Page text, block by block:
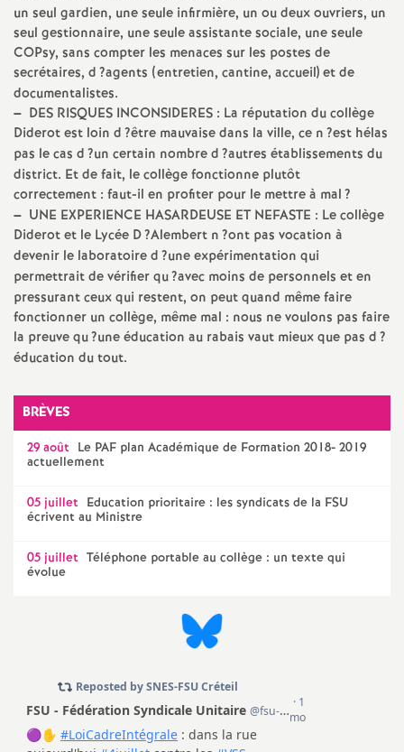
u
r
s
un seul gardien, une seule infirmière, un ou deux ouvriers, un
seul gestionnaire, une seule assistante sociale, une seule
COPsy, sans compter les menaces sur les postes de
secrétaires, d?agents (entretien, cantine, accueil) et de
documentalistes.
– DES RISQUES INCONSIDERES : La réputation du collège
Diderot est loin d?être mauvaise dans la ville, ce n?est hélas
pas le cas d?un certain nombre d?autres établissements du
district. Et de fait, le collège fonctionne plutôt
correctement : faut-il en profiter pour le mettre à mal?
– UNE EXPERIENCE HASARDEUSE ET NEFASTE : Le collège
Diderot et le Lycée D?Alembert n?ont pas vocation à
devenir le laboratoire d?une expérimentation qui
permettrait de vérifier qu?avec moins de personnels et en
pressurant ceux qui restent, on peut quand même faire
fonctionner un collège, même mal : nous ne voulons pas faire
la preuve qu?une éducation au rabais vaut mieux que pas d?
éducation du tout.
BRÈVES
29 août Le PAF plan Académique de Formation 2018- 2019
actuellement
05 juillet Education prioritaire : les syndicats de la FSU
écrivent au Ministre
05 juillet Téléphone portable au collège : un texte qui
évolue